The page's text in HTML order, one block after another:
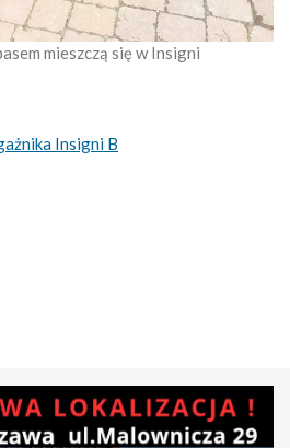
mieszczą się w Insigni
Insigni B